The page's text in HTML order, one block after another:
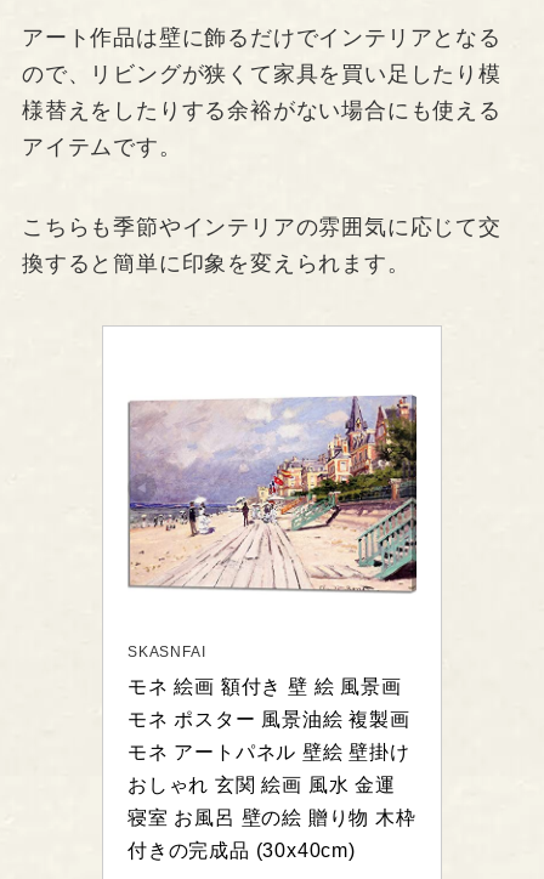
アート作品は壁に飾るだけでインテリアとなる
ので、リビングが狭くて家具を買い足したり模
様替えをしたりする余裕がない場合にも使える
アイテムです。
こちらも季節やインテリアの雰囲気に応じて交
換すると簡単に印象を変えられます。
SKASNFAI
モネ 絵画 額付き 壁 絵 風景画
モネ ポスター 風景油絵 複製画
モネ アートパネル 壁絵 壁掛け
おしゃれ 玄関 絵画 風水 金運
寝室 お風呂 壁の絵 贈り物 木枠
付きの完成品 (30x40cm)